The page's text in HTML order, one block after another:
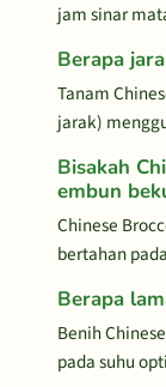
jam sinar
Berapa
Tanam
jarak)
Bisakah
embun
Chinese
bertahan
Berapa
Benih
pada suhu